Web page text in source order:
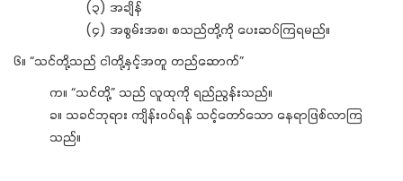
(၃) အချိန်
(၄) အစွမ်းအစ၊ စသည်တို့ကို ပေးဆပ်ကြရမည်။
၆။ “သင်တို့သည် ငါတို့နှင့်အတူ တည်ဆောက်”
က။ “သင်တို့” သည် လူထုကို ရည်ညွန်းသည်။
ခ။ သခင်ဘုရား ကျိန်းဝပ်ရန် သင့်တော်သော နေရာဖြစ်လာကြ
သည်။